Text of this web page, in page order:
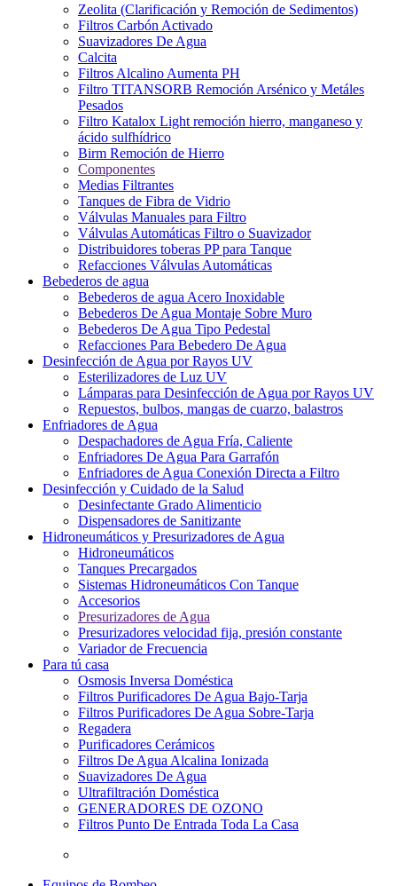
Zeolita (Clarificación y Remoción de Sedimentos)
Filtros Carbón Activado
Suavizadores De Agua
Calcita
Filtros Alcalino Aumenta PH
Filtro TITANSORB Remoción Arsénico y Metáles
Pesados
Filtro Katalox Light remoción hierro, manganeso y
ácido sulfhídrico
Birm Remoción de Hierro
Componentes
Medias Filtrantes
Tanques de Fibra de Vidrio
Válvulas Manuales para Filtro
Válvulas Automáticas Filtro o Suavizador
Distribuidores toberas PP para Tanque
Refacciones Válvulas Automáticas
Bebederos de agua
Bebederos de agua Acero Inoxidable
Bebederos De Agua Montaje Sobre Muro
Bebederos De Agua Tipo Pedestal
Refacciones Para Bebedero De Agua
Desinfección de Agua por Rayos UV
Esterilizadores de Luz UV
Lámparas para Desinfección de Agua por Rayos UV
Repuestos, bulbos, mangas de cuarzo, balastros
Enfriadores de Agua
Despachadores de Agua Fría, Caliente
Enfriadores De Agua Para Garrafón
Enfriadores de Agua Conexión Directa a Filtro
Desinfección y Cuidado de la Salud
Desinfectante Grado Alimenticio
Dispensadores de Sanitizante
Hidroneumáticos y Presurizadores de Agua
Hidroneumáticos
Tanques Precargados
Sistemas Hidroneumáticos Con Tanque
Accesorios
Presurizadores de Agua
Presurizadores velocidad fija, presión constante
Variador de Frecuencia
Para tú casa
Osmosis Inversa Doméstica
Filtros Purificadores De Agua Bajo-Tarja
Filtros Purificadores De Agua Sobre-Tarja
Regadera
Purificadores Cerámicos
Filtros De Agua Alcalina Ionizada
Suavizadores De Agua
Ultrafiltración Doméstica
GENERADORES DE OZONO
Filtros Punto De Entrada Toda La Casa